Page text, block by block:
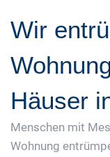
Wir
Häuser
Menschen mit
Wohnung